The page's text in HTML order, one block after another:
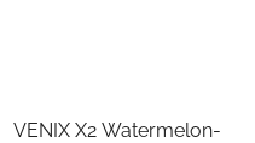
VENIX X2 Watermelon-